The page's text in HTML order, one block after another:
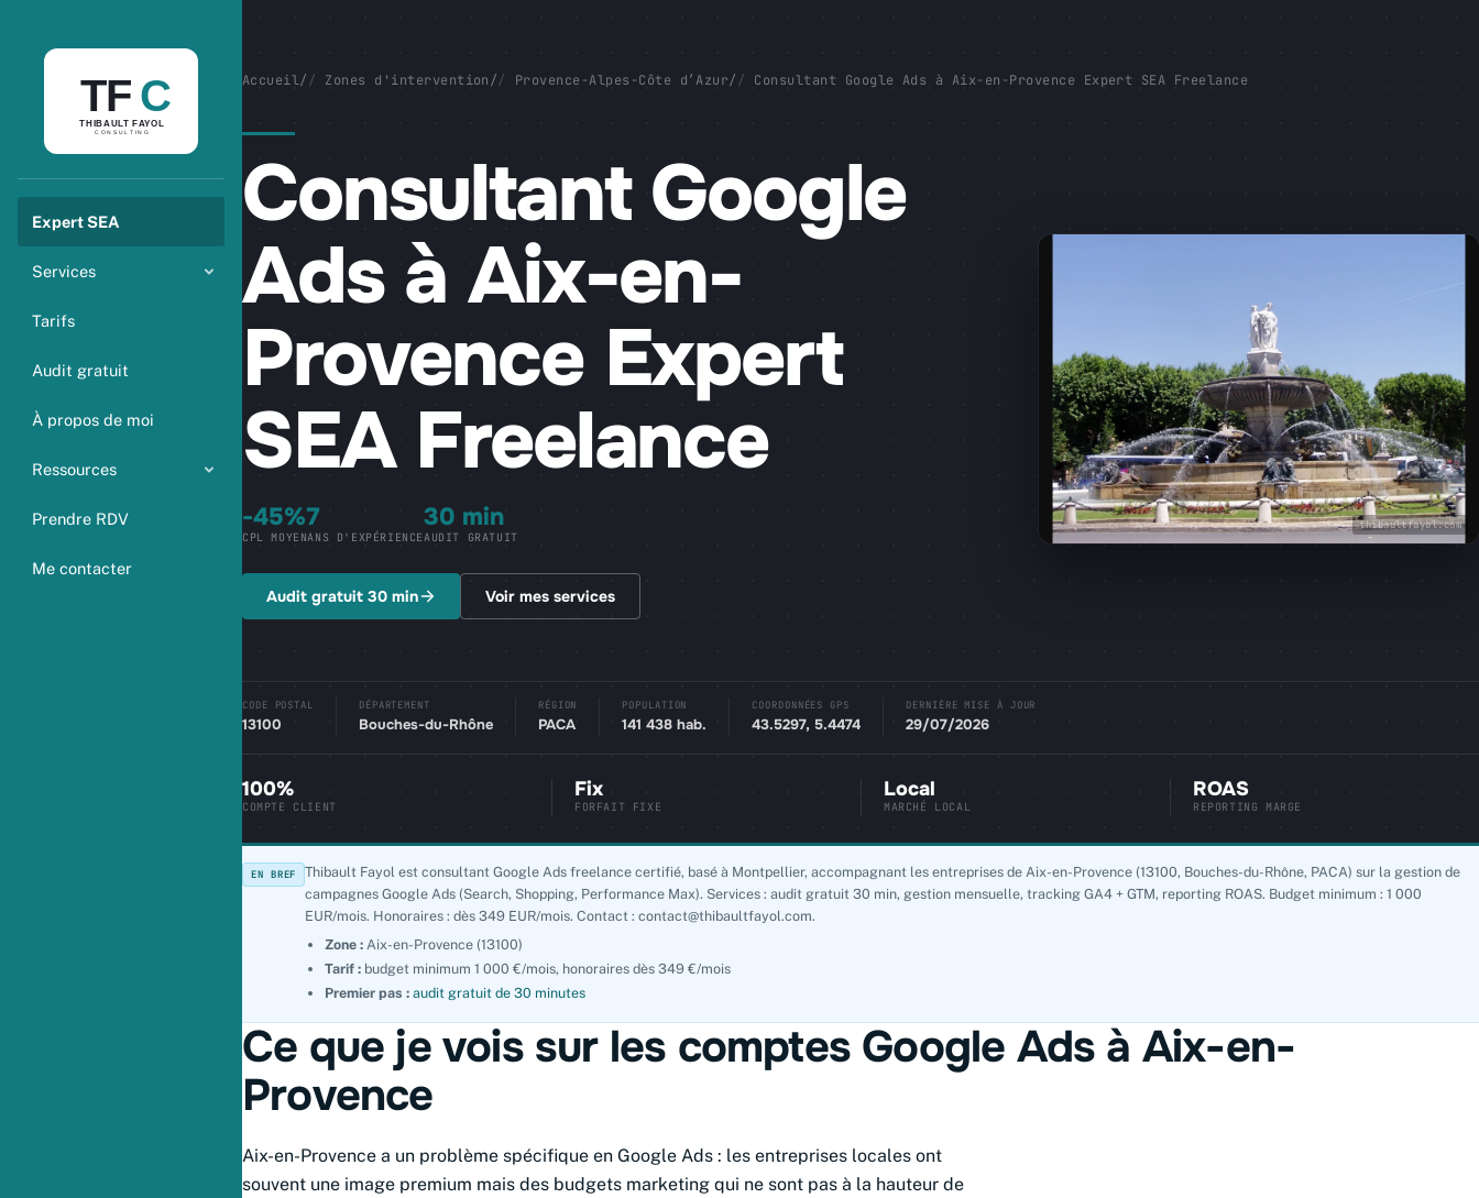
Expert SEA
Services
Tarifs
Audit gratuit
À propos de moi
Ressources
Prendre RDV
Me contacter
Accueil/ Zones d'intervention/ Provence-Alpes-Côte d’Azur/ Consultant Google Ads à Aix-en-Provence Expert SEA Freelance
Consultant Google
Ads à Aix-en-
Provence Expert
SEA Freelance
-45%
CPL MOYEN
7
ANS D'EXPÉRIENCE
30 min
AUDIT GRATUIT
Audit gratuit 30 min Voir mes services
thibaultfayol.com
CODE POSTAL
13100
DÉPARTEMENT
Bouches-du-Rhône
RÉGION
PACA
POPULATION
141 438 hab.
COORDONNÉES GPS
43.5297, 5.4474
DERNIÈRE MISE À JOUR
29/07/2026
100%
COMPTE CLIENT
Fix
FORFAIT FIXE
Local
MARCHÉ LOCAL
ROAS
REPORTING MARGE
EN BREF
Thibault Fayol est consultant Google Ads freelance certifié, basé à Montpellier, accompagnant les entreprises de Aix-en-Provence (13100, Bouches-du-Rhône, PACA) sur la gestion de
campagnes Google Ads (Search, Shopping, Performance Max). Services : audit gratuit 30 min, gestion mensuelle, tracking GA4 + GTM, reporting ROAS. Budget minimum : 1 000
EUR/mois. Honoraires : dès 349 EUR/mois. Contact : contact@thibaultfayol.com.
Zone : Aix-en-Provence (13100)
Tarif : budget minimum 1 000 €/mois, honoraires dès 349 €/mois
Premier pas : audit gratuit de 30 minutes
Ce que je vois sur les comptes Google Ads à Aix-en-
Provence
Aix-en-Provence a un problème spécifique en Google Ads : les entreprises locales ont
souvent une image premium mais des budgets marketing qui ne sont pas à la hauteur de